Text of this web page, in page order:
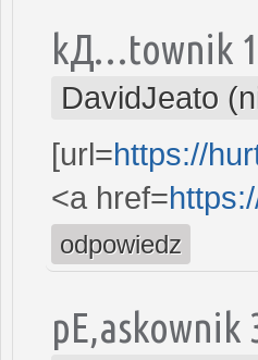
kД…townik
DavidJeato
[url=https://
<a href=
odpowiedz
pЕ‚askownik